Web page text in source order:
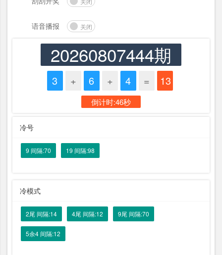
语音播报 关闭
20260807444期
3 + 6 + 4 = 13
倒计时:46秒
冷号
9 间隔:70 19 间隔:98
冷模式
2尾 间隔:14 4尾 间隔:12 9尾 间隔:70
5余4 间隔:12